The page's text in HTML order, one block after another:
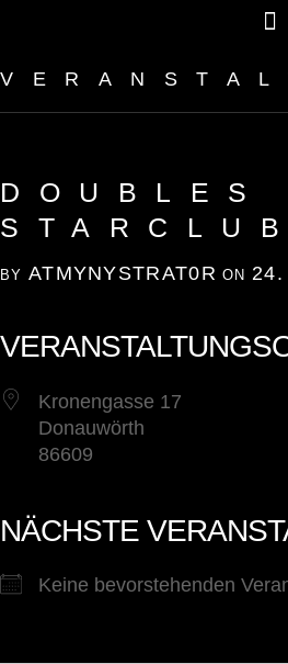
DOUBLES
STARCLUB
BY ATMYNYSTRAT0R ON 24.
Kronengasse 17
Donauwörth
86609
NÄCHSTE
Keine bevorstehenden